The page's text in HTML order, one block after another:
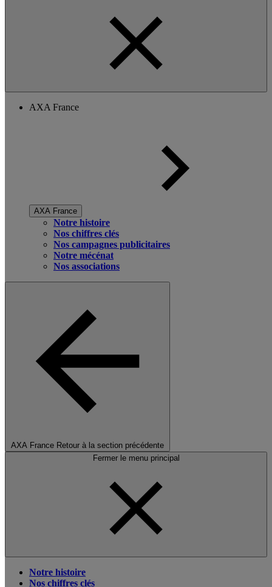
AXA France
AXA France
Notre histoire
Nos chiffres clés
Nos campagnes publicitaires
Notre mécénat
Nos associations
AXA France Retour à la section précédente
Fermer le menu principal
Notre histoire
Nos chiffres clés